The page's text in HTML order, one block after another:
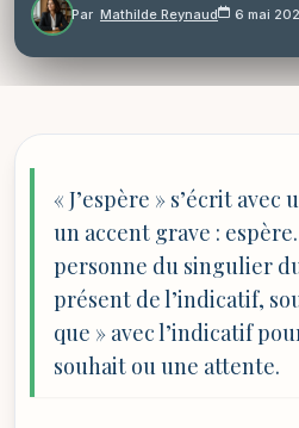
Par Mathilde Reynaud 6 mai
« J’espère » s’écrit
un accent grave : espère.
personne du singulier
présent de l’indicatif,
que » avec l’indicatif
souhait ou une attente.